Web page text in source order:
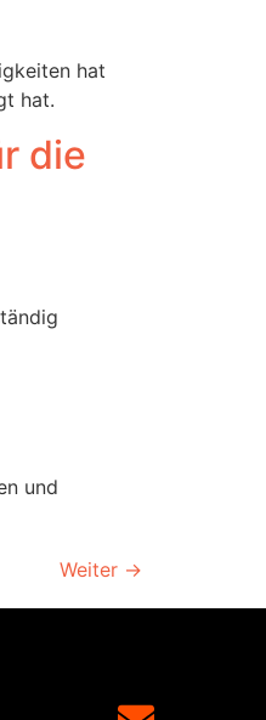
hat
hat.
die
und
Weiter →